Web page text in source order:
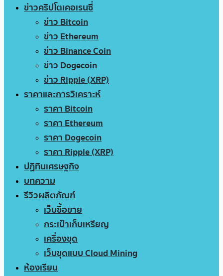
ข่าวคริปโตเคอเรนซี่
ข่าว Bitcoin
ข่าว Ethereum
ข่าว Binance Coin
ข่าว Dogecoin
ข่าว Ripple (XRP)
ราคาและการวิเคราะห์
ราคา Bitcoin
ราคา Ethereum
ราคา Dogecoin
ราคา Ripple (XRP)
ปฏิทินเศรษฐกิจ
บทความ
รีวิวผลิตภัณฑ์
เว็บซื้อขาย
กระเป๋าเก็บเหรียญ
เครื่องขุด
เว็บขุดแบบ Cloud Mining
ห้องเรียน